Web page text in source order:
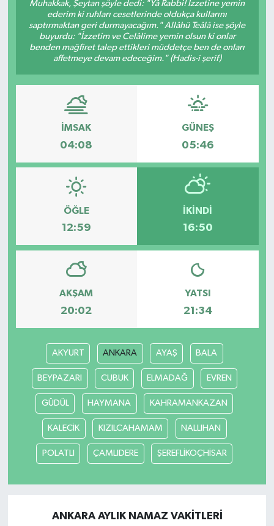
Muhakkak, Şeytan şöyle dedi: "Yâ Rabbi! İzzetine yemin
ederim ki ruhları cesetlerinde oldukça kullarını
saptırmaktan geri durmayacağım." Allâhü Teâlâ ise şöyle
buyurdu: "İzzetim ve Celâlime yemin olsun ki onlar
benden mağfiret talep ettikleri müddetçe ben de onları
affetmeye devam edeceğim." (Hadis-i şerif)
İMSAK
04:08
GÜNEŞ
05:46
ÖĞLE
12:59
İKINDI
16:50
AKŞAM
20:02
YATSI
21:34
AKYURT ANKARA AYAŞ BALA
BEYPAZARI CUBUK ELMADAĞ EVREN
GÜDÜL HAYMANA KAHRAMANKAZAN
KALECİK KIZILCAHAMAM NALLIHAN
POLATLI ÇAMLIDERE ŞEREFLİKOÇHİSAR
ANKARA AYLIK NAMAZ VAKITLERI